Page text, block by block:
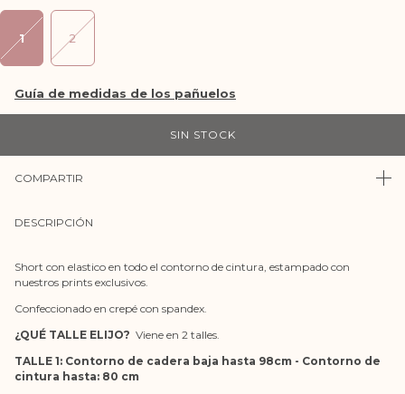
1 2
COMPARTIR
DESCRIPCIÓN
Short con elastico en todo el contorno de cintura, estampado con
nuestros prints exclusivos.
Confeccionado en crepé con spandex.
¿QUÉ TALLE ELIJO? Viene en 2 talles.
TALLE 1: Contorno de cadera baja hasta 98cm - Contorno de
cintura hasta: 80 cm